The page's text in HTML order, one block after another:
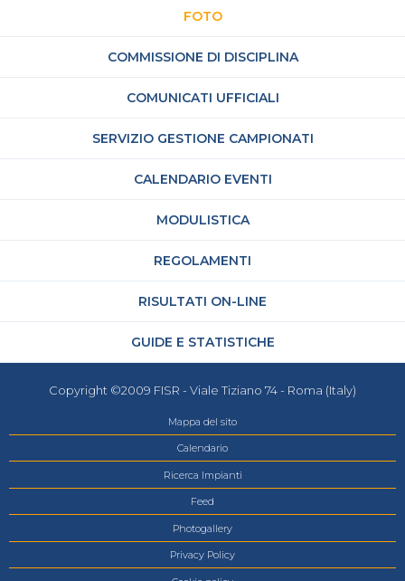
FOTO
COMMISSIONE DI DISCIPLINA
COMUNICATI UFFICIALI
SERVIZIO GESTIONE CAMPIONATI
CALENDARIO EVENTI
MODULISTICA
REGOLAMENTI
RISULTATI ON-LINE
GUIDE E STATISTICHE
Copyright ©2009 FISR - Viale Tiziano 74 - Roma (Italy)
Mappa del sito
Calendario
Ricerca Impianti
Feed
Photogallery
Privacy Policy